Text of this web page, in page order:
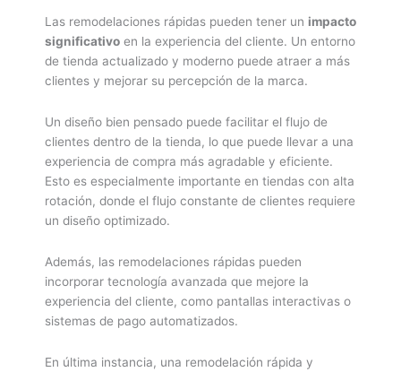
Las remodelaciones rápidas pueden tener un impacto
significativo en la experiencia del cliente. Un entorno
de tienda actualizado y moderno puede atraer a más
clientes y mejorar su percepción de la marca.
Un diseño bien pensado puede facilitar el flujo de
clientes dentro de la tienda, lo que puede llevar a una
experiencia de compra más agradable y eficiente.
Esto es especialmente importante en tiendas con alta
rotación, donde el flujo constante de clientes requiere
un diseño optimizado.
Además, las remodelaciones rápidas pueden
incorporar tecnología avanzada que mejore la
experiencia del cliente, como pantallas interactivas o
sistemas de pago automatizados.
En última instancia, una remodelación rápida y